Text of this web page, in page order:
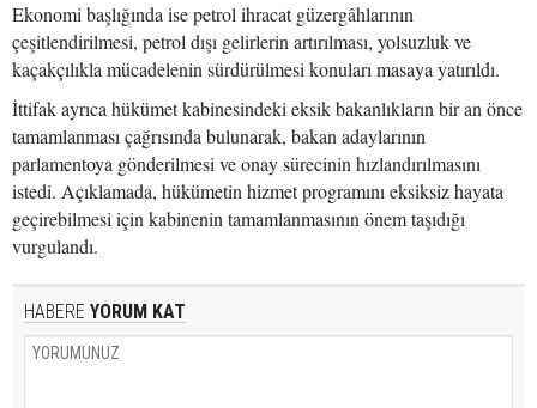
Ekonomi başlığında ise petrol ihracat güzergâhlarının
çeşitlendirilmesi, petrol dışı gelirlerin artırılması, yolsuzluk ve
kaçakçılıkla mücadelenin sürdürülmesi konuları masaya yatırıldı.
İttifak ayrıca hükümet kabinesindeki eksik bakanlıkların bir an önce
tamamlanması çağrısında bulunarak, bakan adaylarının
parlamentoya gönderilmesi ve onay sürecinin hızlandırılmasını
istedi. Açıklamada, hükümetin hizmet programını eksiksiz hayata
geçirebilmesi için kabinenin tamamlanmasının önem taşıdığı
vurgulandı.
HABERE YORUM KAT